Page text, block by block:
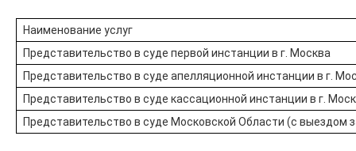
Наименование услуг
Представительство в суде первой инстанции в г. Москва
Представительство в суде апелляционной инстанции в г.
Представительство в суде кассационной инстанции в г.
Представительство в суде Московской Области (с выездом